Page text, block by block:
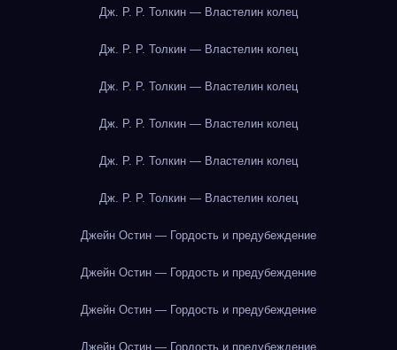
Дж. Р. Р. Толкин — Властелин колец
Дж. Р. Р. Толкин — Властелин колец
Дж. Р. Р. Толкин — Властелин колец
Дж. Р. Р. Толкин — Властелин колец
Дж. Р. Р. Толкин — Властелин колец
Дж. Р. Р. Толкин — Властелин колец
Джейн Остин — Гордость и предубеждение
Джейн Остин — Гордость и предубеждение
Джейн Остин — Гордость и предубеждение
Джейн Остин — Гордость и предубеждение